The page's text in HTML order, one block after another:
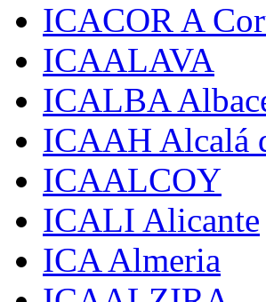
ICACOR A
ICAALAVA
ICALBA
ICAAH Alcalá
ICAALCOY
ICALI Alicante
ICA Almeria